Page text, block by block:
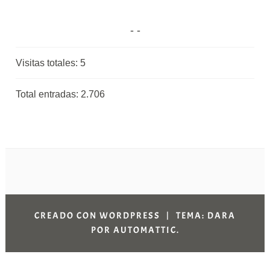
Visitas totales: 5
Total entradas: 2.706
CREADO CON WORDPRESS
TEMA: DARA
POR AUTOMATTIC.